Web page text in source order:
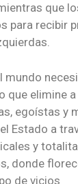
que
para recibir
mundo
que elimine
egoístas y
Estado a
y
donde
de vicios